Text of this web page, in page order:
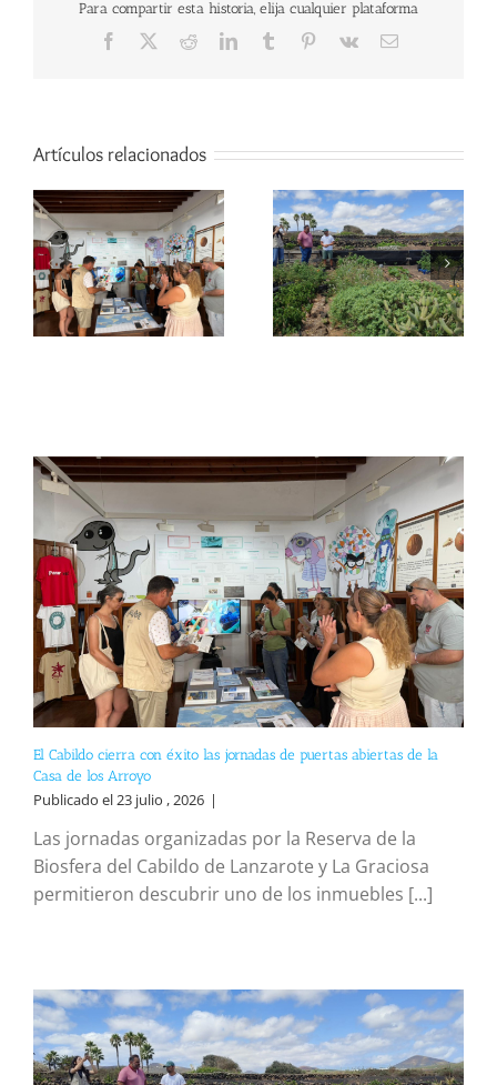
Para compartir esta historia, elija cualquier plataforma
Facebook RedditLinkedInTumblr Pinterest
Vk
Correo
Artículos relacionados
El Cabildo cierra con éxito las jornadas de puertas abiertas de la
Casa de los Arroyo
Publicado el 23 julio , 2026 |
Las jornadas organizadas por la Reserva de la
Biosfera del Cabildo de Lanzarote y La Graciosa
permitieron descubrir uno de los inmuebles [...]